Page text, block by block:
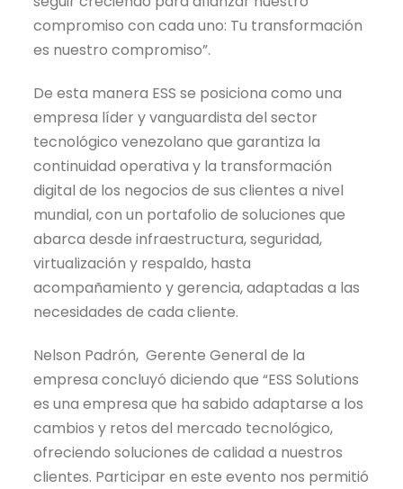
compromiso con cada uno: Tu transformación
es nuestro compromiso”.
De esta manera ESS se posiciona como una
empresa líder y vanguardista del sector
tecnológico venezolano que garantiza la
continuidad operativa y la transformación
digital de los negocios de sus clientes a nivel
mundial, con un portafolio de soluciones que
abarca desde infraestructura, seguridad,
virtualización y respaldo, hasta
acompañamiento y gerencia, adaptadas a las
necesidades de cada cliente.
Nelson Padrón, Gerente General de la
empresa concluyó diciendo que “ESS Solutions
es una empresa que ha sabido adaptarse a los
cambios y retos del mercado tecnológico,
ofreciendo soluciones de calidad a nuestros
clientes. Participar en este evento nos permitió